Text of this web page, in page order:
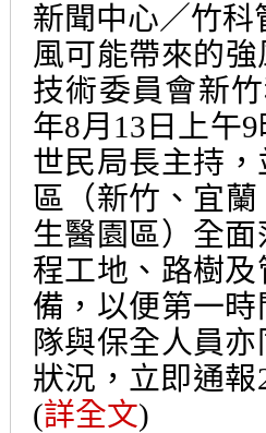
新聞中心／竹
風可能帶來的
技術委員會新
年8月13日上午
世民局長主持
區（新竹、宜
生醫園區）全
程工地、路樹
備，以便第一
隊與保全人員
狀況，立即通
(詳全文)